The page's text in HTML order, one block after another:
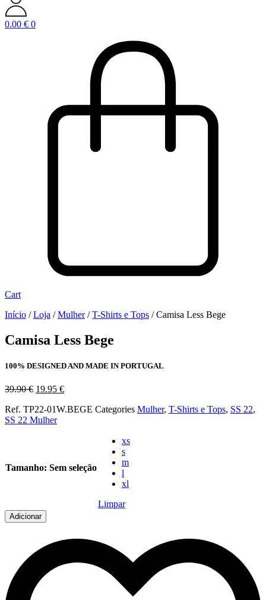
0.00 € 0
Cart
Início /Loja /Mulher/T-Shirts e Tops /Camisa Less Bege
Camisa Less Bege
100% DESIGNED AND MADE IN PORTUGAL
39.90€ O
original
era:
19.95 €O
atual
Ref. TP22-01W.BEGE Categories Mulher, T-Shirts e Tops, SS 22,
SS 22 Mulher
Tamanho: Sem seleção
xs
s
m
l
xl
Limpar
Adicionar